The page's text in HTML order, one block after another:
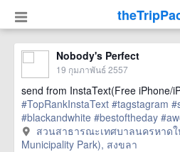
Nobody's Perfect
19 กุมภาพันธ์ 2557
send from InstaText(Free iPhone/
#TopRankInstaText #tagstagram
#blackandwhite #bestoftheday
href=https://m.thetrippacker.com/
เทศบาลนครหาดใหญ่
สวนสาธารณะเทศบาลนครหาด
Municipality Park), สงขลา